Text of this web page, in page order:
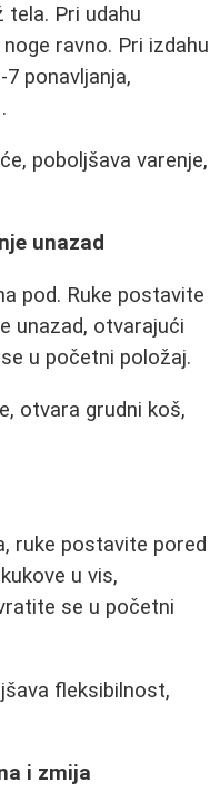
tela. Pri udahu
ravno. Pri izdahu
ponavljanja,
poboljšava varenje,
unazad
pod. Ruke postavite
unazad, otvarajući
u početni položaj.
otvara grudni koš,
ruke postavite pored
u vis,
se u početni
fleksibilnost,
i zmija